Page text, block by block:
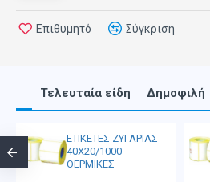
Επιθυμητό Σύγκριση
Τελευταία είδη Δημοφιλή
ΕΤΙΚΕΤΕΣ ΖΥΓΑΡΙΑΣ
40Χ20/1000
ΘΕΡΜΙΚΕΣ